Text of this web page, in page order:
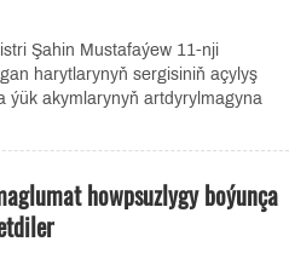
Şahin Mustafaýew 11-nji
harytlarynyň sergisiniň açylyş
ýük akymlarynyň artdyrylmagyna
howpsuzlygy boýunça